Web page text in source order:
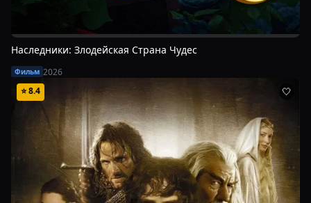
Наследники: Злодейская Страна Чудес
Фильм 2026
⭐8.4 🤍